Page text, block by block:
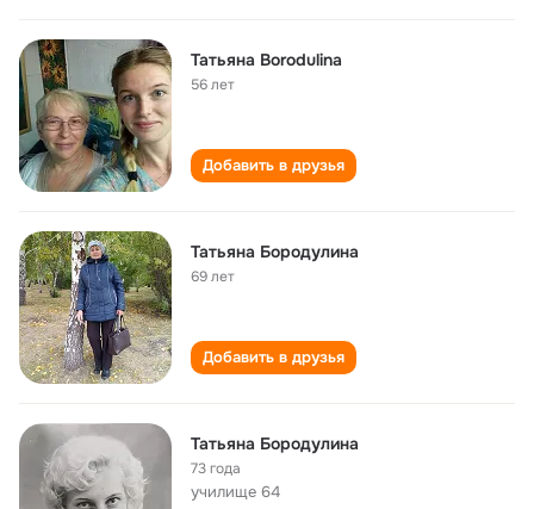
Татьяна Borodulina
56 лет
Добавить в друзья
Татьяна Бородулина
69 лет
Добавить в друзья
Татьяна Бородулина
73 года
училище 64